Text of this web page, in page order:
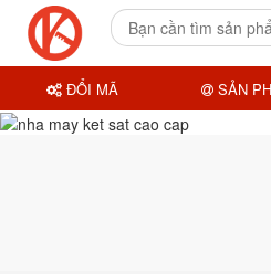
ĐỔI MÃ SẢN